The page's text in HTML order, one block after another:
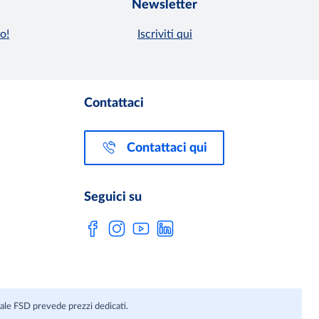
Newsletter
Iscriviti qui
Contattaci
Contattaci qui
Seguici su
FSD prevede prezzi dedicati.